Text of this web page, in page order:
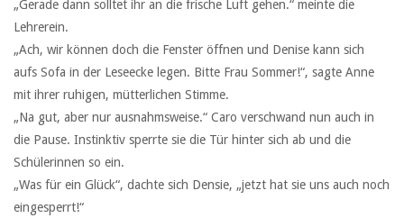
„Gerade dann solltet ihr an die frische Luft gehen.“ meinte die
Lehrerein.
„Ach, wir können doch die Fenster öffnen und Denise kann sich
aufs Sofa in der Leseecke legen. Bitte Frau Sommer!“, sagte Anne
mit ihrer ruhigen, mütterlichen Stimme.
„Na gut, aber nur ausnahmsweise.“ Caro verschwand nun auch in
die Pause. Instinktiv sperrte sie die Tür hinter sich ab und die
Schülerinnen so ein.
„Was für ein Glück“, dachte sich Densie, „jetzt hat sie uns auch noch
eingesperrt!“